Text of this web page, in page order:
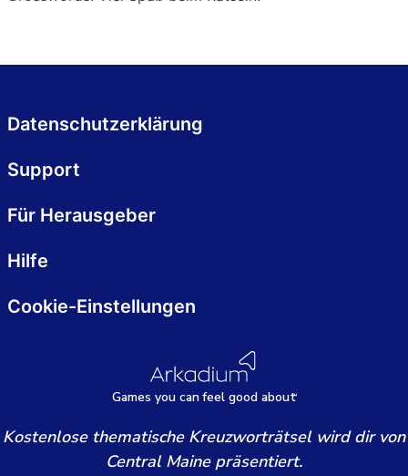
Games you canfeel good about
Datenschutzerklärung
Support
Für Herausgeber
Hilfe
Cookie-Einstellungen
Kostenlose thematische Kreuzworträtsel wird dir von
Central Maine präsentiert.